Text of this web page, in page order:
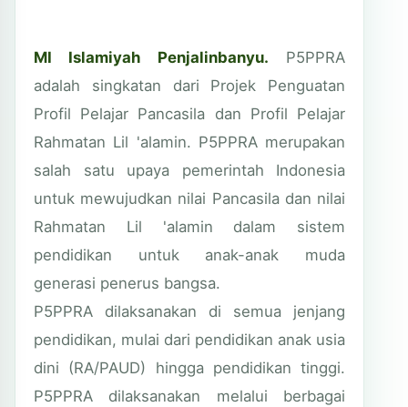
MI Islamiyah Penjalinbanyu. P5PPRA
adalah singkatan dari Projek Penguatan
Profil Pelajar Pancasila dan Profil Pelajar
Rahmatan Lil 'alamin. P5PPRA merupakan
salah satu upaya pemerintah Indonesia
untuk mewujudkan nilai Pancasila dan nilai
Rahmatan Lil 'alamin dalam sistem
pendidikan untuk anak-anak muda
generasi penerus bangsa.
P5PPRA dilaksanakan di semua jenjang
pendidikan, mulai dari pendidikan anak usia
dini (RA/PAUD) hingga pendidikan tinggi.
P5PPRA dilaksanakan melalui berbagai